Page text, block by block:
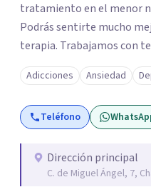
tratamiento en el menor
Podrás sentirte mucho
terapia. Trabajamos con
terapia te resultará de
tus objetivos. Entre
terapia de pareja y
problemas emocionales,
además con un servicio
trabajo de "Terapia del
Adicciones Ansiedad
Teléfono
Dirección principal
C. de Miguel Ángel, 7,